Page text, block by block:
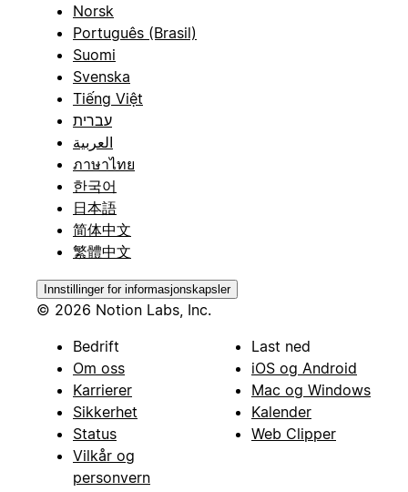
Norsk
Português (Brasil)
Suomi
Svenska
Tiếng Việt
עברית
العربية
ภาษาไทย
한국어
日本語
简体中文
繁體中文
Innstillinger for informasjonskapsler
© 2026 Notion Labs, Inc.
Bedrift
Om oss
Karrierer
Sikkerhet
Status
Vilkår og
personvern
Last ned
iOS og Android
Mac og Windows
Kalender
Web Clipper